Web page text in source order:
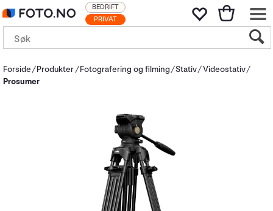
PRIVAT
BEDRIFT
Forside Produkter Fotografering og filming Stativ Videostativ
Prosumer